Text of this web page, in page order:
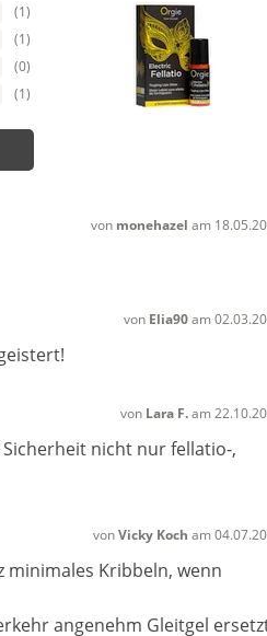
(1)
(1)
(0)
(1)
von monehazel am
von Elia90am
von Lara F.am
nicht nur fellatio-,
vonVicky Koch am
minimales Kribbeln, wenn
angenehm Gleitgel